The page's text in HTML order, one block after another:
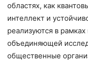
областях, как
интеллект и
реализуются в
объединяющей
общественные